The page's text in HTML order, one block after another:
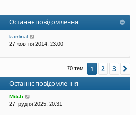
Останнє повідомлення
kardinal
е
е
н
т
27 жовтня 2014, 23:00
70 тем 1 2 3
Останнє повідомлення
Mitch
27 грудня 2025, 20:31